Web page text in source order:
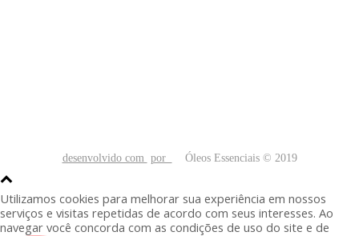
desenvolvido com por Óleos Essenciais © 2019
Utilizamos cookies para melhorar sua experiência em nossos
serviços e visitas repetidas de acordo com seus interesses. Ao
navegar você concorda com as condições de uso do site e de